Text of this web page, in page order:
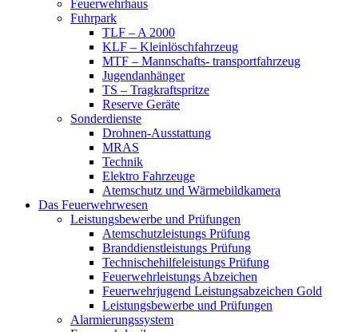
Feuerwehrhaus
Fuhrpark
TLF – A 2000
KLF – Kleinlöschfahrzeug
MTF – Mannschafts- transportfahrzeug
Jugendanhänger
TS – Tragkraftspritze
Reserve Geräte
Sonderdienste
Drohnen-Ausstattung
MRAS
Technik
Elektro Fahrzeuge
Atemschutz und Wärmebildkamera
Das Feuerwehrwesen
Leistungsbewerbe und Prüfungen
Atemschutzleistungs Prüfung
Branddienstleistungs Prüfung
Technischehilfeleistungs Prüfung
Feuerwehrleistungs Abzeichen
Feuerwehrjugend Leistungsabzeichen Gold
Leistungsbewerbe und Prüfungen
Alarmierungssystem